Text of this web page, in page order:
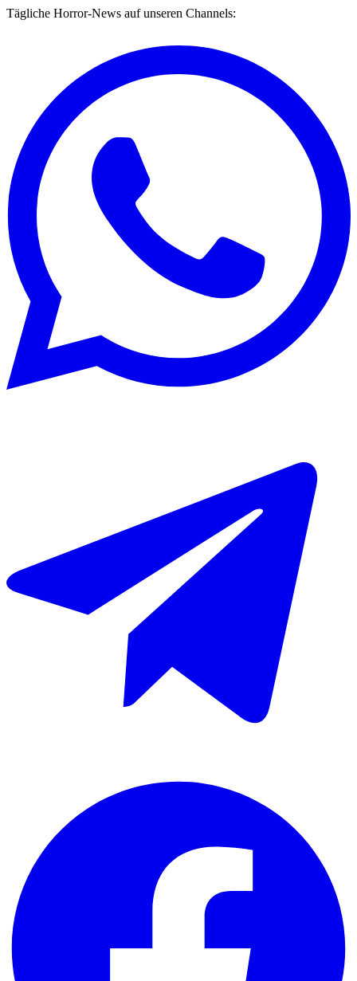
Tägliche Horror-News auf unseren Channels: